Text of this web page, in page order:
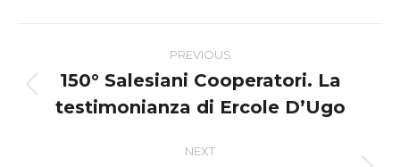
navigation
PREVIOUS
Previous
post:
150° Salesiani Cooperatori. La
testimonianza di Ercole D’Ugo
NEXT